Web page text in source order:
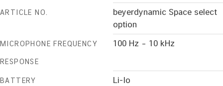
ARTICLE NO.
beyerdynamic Space select
option
MICROPHONE FREQUENCY
RESPONSE
100 Hz – 10 kHz
BATTERY Li-Io